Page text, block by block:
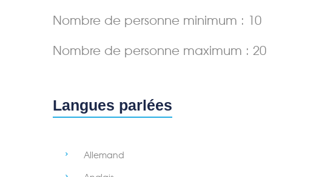
Nombre de personne minimum : 10
Nombre de personne maximum : 20
Langues parlées
Allemand